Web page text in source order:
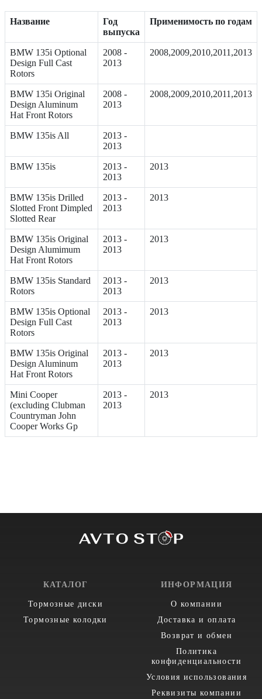
Название
Год
выпуска
Применимость по годам
BMW 135i Optional
Design Full Cast
Rotors
2008 -
2013
2008,2009,2010,2011,2013
BMW 135i Original
Design Aluminum
Hat Front Rotors
2008 -
2013
2008,2009,2010,2011,2013
BMW 135is All
2013 -
2013
BMW 135is
2013 -
2013
2013
BMW 135is Drilled
Slotted Front Dimpled
Slotted Rear
2013 -
2013
2013
BMW 135is Original
Design Alumimum
Hat Front Rotors
2013 -
2013
2013
BMW 135is Standard
Rotors
2013 -
2013
2013
BMW 135is Optional
Design Full Cast
Rotors
2013 -
2013
2013
BMW 135is Original
Design Aluminum
Hat Front Rotors
2013 -
2013
2013
Mini Cooper
(excluding Clubman
Countryman John
Cooper Works Gp
2013 -
2013
2013
КАТАЛОГ
Тормозные диски
Тормозные колодки
ИНФОРМАЦИЯ
О компании
Доставка и оплата
Возврат и обмен
Политика
конфиденциальности
Условия использования
Реквизиты компании